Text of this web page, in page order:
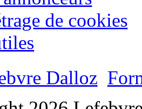
de cookies
Dalloz